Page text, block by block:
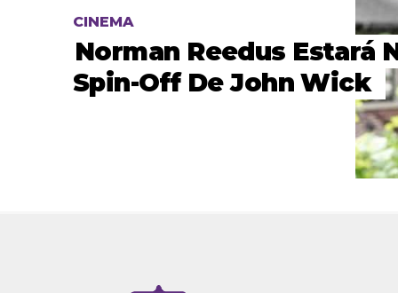
CINEMA
Norman Reedus Estará
Spin-Off De John Wick